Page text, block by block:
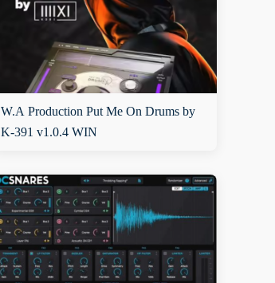
W.A Production Put Me On Drums by
K-391 v1.0.4 WIN